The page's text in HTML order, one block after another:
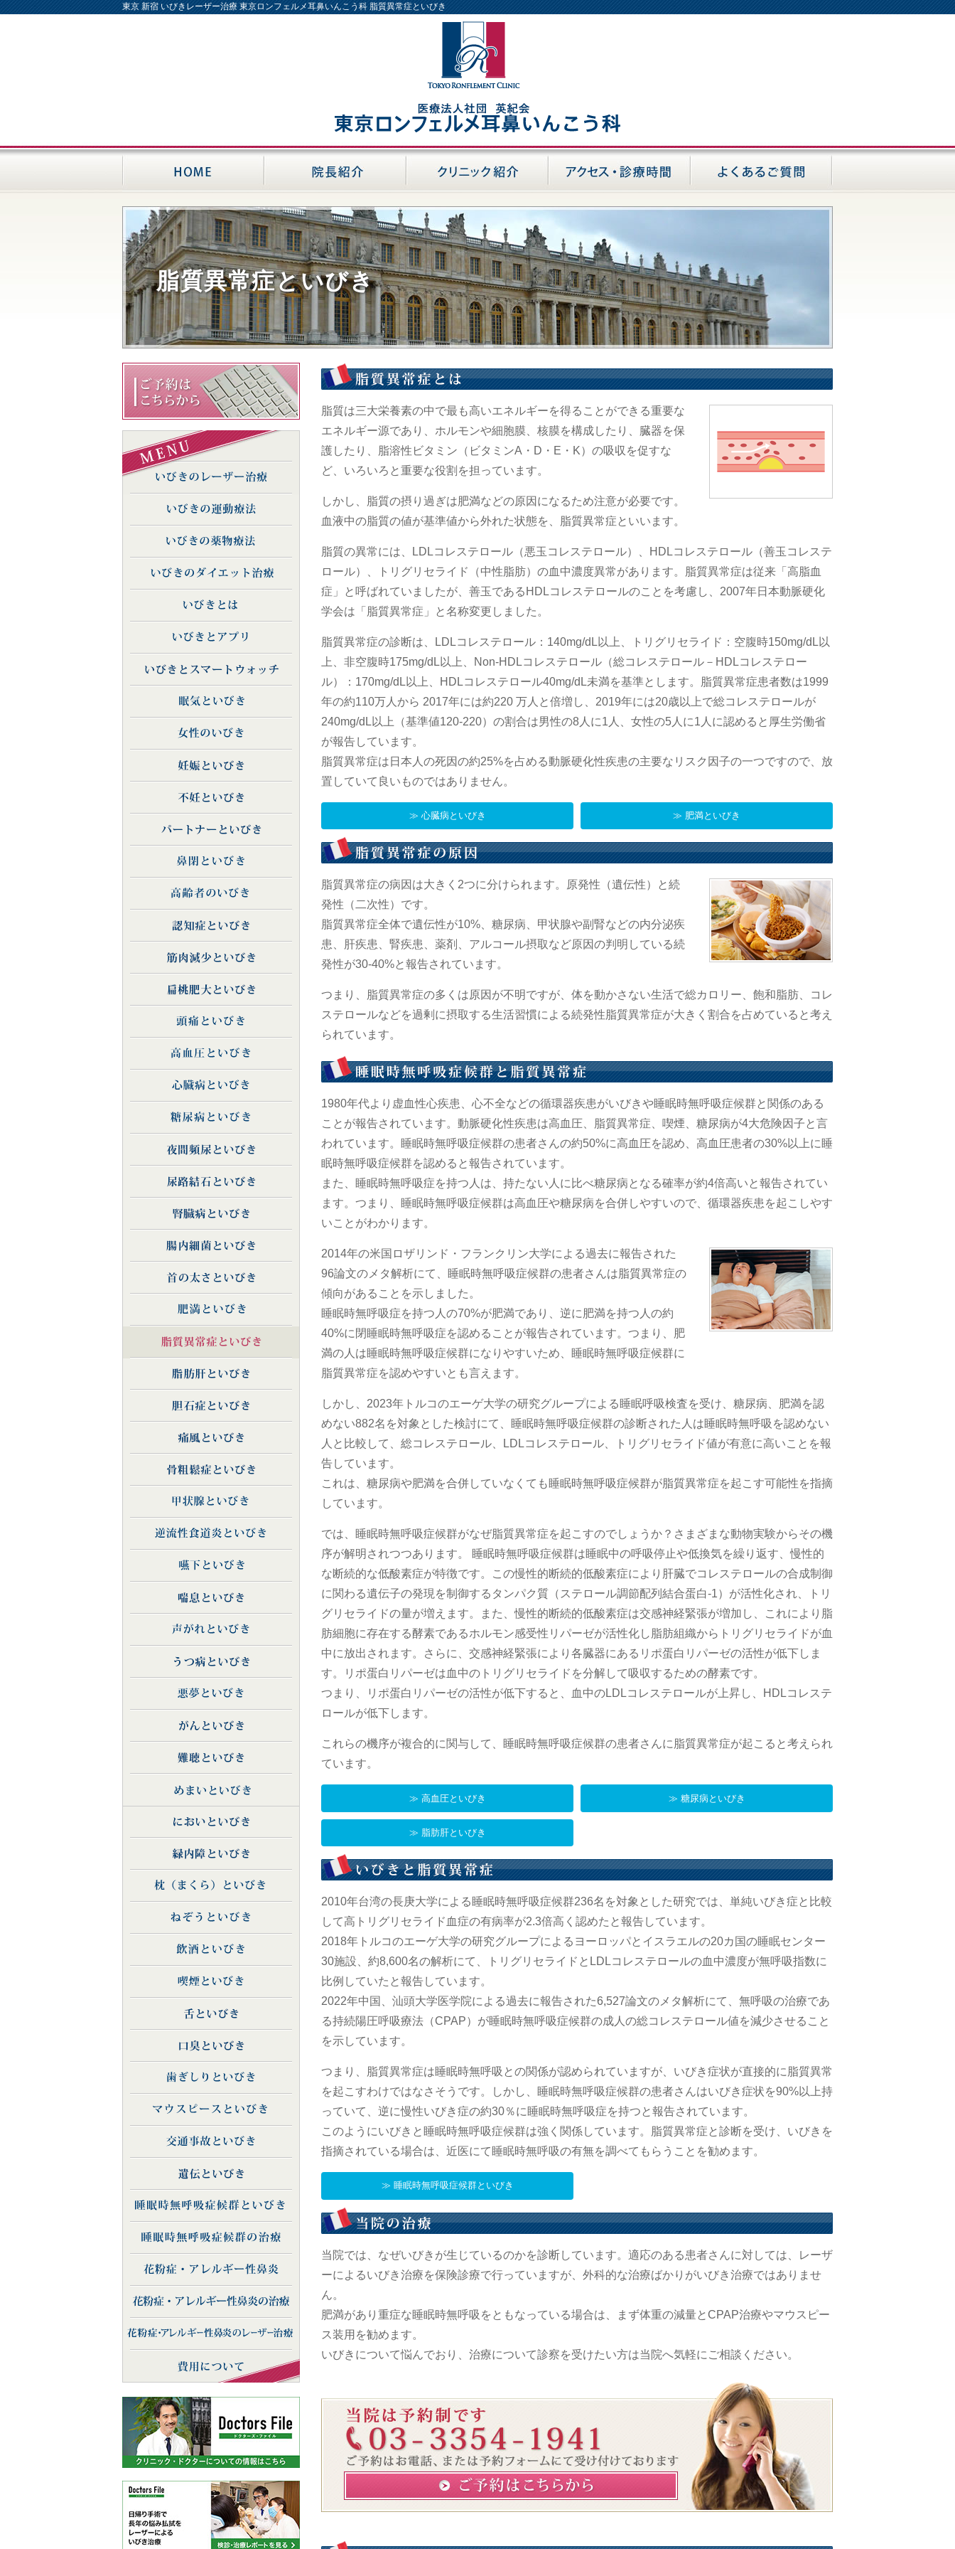
東京 新宿 いびきレーザー治療 東京ロンフェルメ耳鼻いんこう科 脂質異常症といびき
脂質異常症といびき
脂質は三大栄養素の中で最も高いエネルギーを得ることができる重要な
エネルギー源であり、ホルモンや細胞膜、核膜を構成したり、臓器を保
護したり、脂溶性ビタミン（ビタミンA・D・E・K）の吸収を促すな
ど、いろいろと重要な役割を担っています。
しかし、脂質の摂り過ぎは肥満などの原因になるため注意が必要です。
血液中の脂質の値が基準値から外れた状態を、脂質異常症といいます。
脂質の異常には、LDLコレステロール（悪玉コレステロール）、HDLコレステロール（善玉コレステ
ロール）、トリグリセライド（中性脂肪）の血中濃度異常があります。脂質異常症は従来「高脂血
症」と呼ばれていましたが、善玉であるHDLコレステロールのことを考慮し、2007年日本動脈硬化
学会は「脂質異常症」と名称変更しました。
脂質異常症の診断は、LDLコレステロール：140mg/dL以上、トリグリセライド：空腹時150mg/dL以
上、非空腹時175mg/dL以上、Non-HDLコレステロール（総コレステロール－HDLコレステロー
ル）：170mg/dL以上、HDLコレステロール40mg/dL未満を基準とします。脂質異常症患者数は1999
年の約110万人から 2017年には約220 万人と倍増し、2019年には20歳以上で総コレステロールが
240mg/dL以上（基準値120-220）の割合は男性の8人に1人、女性の5人に1人に認めると厚生労働省
が報告しています。
脂質異常症は日本人の死因の約25%を占める動脈硬化性疾患の主要なリスク因子の一つですので、放
置していて良いものではありません。
≫ 心臓病といびき ≫ 肥満といびき
脂質異常症の病因は大きく2つに分けられます。原発性（遺伝性）と続
発性（二次性）です。
脂質異常症全体で遺伝性が10%、糖尿病、甲状腺や副腎などの内分泌疾
患、肝疾患、腎疾患、薬剤、アルコール摂取など原因の判明している続
発性が30-40%と報告されています。
つまり、脂質異常症の多くは原因が不明ですが、体を動かさない生活で総カロリー、飽和脂肪、コレ
ステロールなどを過剰に摂取する生活習慣による続発性脂質異常症が大きく割合を占めていると考え
られています。
1980年代より虚血性心疾患、心不全などの循環器疾患がいびきや睡眠時無呼吸症候群と関係のある
ことが報告されています。動脈硬化性疾患は高血圧、脂質異常症、喫煙、糖尿病が4大危険因子と言
われています。睡眠時無呼吸症候群の患者さんの約50%に高血圧を認め、高血圧患者の30%以上に睡
眠時無呼吸症候群を認めると報告されています。
また、睡眠時無呼吸症を持つ人は、持たない人に比べ糖尿病となる確率が約4倍高いと報告されてい
ます。つまり、睡眠時無呼吸症候群は高血圧や糖尿病を合併しやすいので、循環器疾患を起こしやす
いことがわかります。
2014年の米国ロザリンド・フランクリン大学による過去に報告された
96論文のメタ解析にて、睡眠時無呼吸症候群の患者さんは脂質異常症の
傾向があることを示しました。
睡眠時無呼吸症を持つ人の70%が肥満であり、逆に肥満を持つ人の約
40%に閉睡眠時無呼吸症を認めることが報告されています。つまり、肥
満の人は睡眠時無呼吸症候群になりやすいため、睡眠時無呼吸症候群に
脂質異常症を認めやすいとも言えます。
しかし、2023年トルコのエーゲ大学の研究グループによる睡眠呼吸検査を受け、糖尿病、肥満を認
めない882名を対象とした検討にて、睡眠時無呼吸症候群の診断された人は睡眠時無呼吸を認めない
人と比較して、総コレステロール、LDLコレステロール、トリグリセライド値が有意に高いことを報
告しています。
これは、糖尿病や肥満を合併していなくても睡眠時無呼吸症候群が脂質異常症を起こす可能性を指摘
しています。
では、睡眠時無呼吸症候群がなぜ脂質異常症を起こすのでしょうか？さまざまな動物実験からその機
序が解明されつつあります。 睡眠時無呼吸症候群は睡眠中の呼吸停止や低換気を繰り返す、慢性的
な断続的な低酸素症が特徴です。この慢性的断続的低酸素症により肝臓でコレステロールの合成制御
に関わる遺伝子の発現を制御するタンパク質（ステロール調節配列結合蛋白-1）が活性化され、トリ
グリセライドの量が増えます。また、慢性的断続的低酸素症は交感神経緊張が増加し、これにより脂
肪細胞に存在する酵素であるホルモン感受性リパーゼが活性化し脂肪組織からトリグリセライドが血
中に放出されます。さらに、交感神経緊張により各臓器にあるリポ蛋白リパーゼの活性が低下しま
す。リポ蛋白リパーゼは血中のトリグリセライドを分解して吸収するための酵素です。
つまり、リポ蛋白リパーゼの活性が低下すると、血中のLDLコレステロールが上昇し、HDLコレステ
ロールが低下します。
これらの機序が複合的に関与して、睡眠時無呼吸症候群の患者さんに脂質異常症が起こると考えられ
ています。
≫ 高血圧といびき ≫ 糖尿病といびき
≫ 脂肪肝といびき
2010年台湾の長庚大学による睡眠時無呼吸症候群236名を対象とした研究では、単純いびき症と比較
して高トリグリセライド血症の有病率が2.3倍高く認めたと報告しています。
2018年トルコのエーゲ大学の研究グループによるヨーロッパとイスラエルの20カ国の睡眠センター
30施設、約8,600名の解析にて、トリグリセライドとLDLコレステロールの血中濃度が無呼吸指数に
比例していたと報告しています。
2022年中国、汕頭大学医学院による過去に報告された6,527論文のメタ解析にて、無呼吸の治療であ
る持続陽圧呼吸療法（CPAP）が睡眠時無呼吸症候群の成人の総コレステロール値を減少させること
を示しています。
つまり、脂質異常症は睡眠時無呼吸との関係が認められていますが、いびき症状が直接的に脂質異常
を起こすわけではなさそうです。しかし、睡眠時無呼吸症候群の患者さんはいびき症状を90%以上持
っていて、逆に慢性いびき症の約30％に睡眠時無呼吸症を持つと報告されています。
このようにいびきと睡眠時無呼吸症候群は強く関係しています。脂質異常症と診断を受け、いびきを
指摘されている場合は、近医にて睡眠時無呼吸の有無を調べてもらうことを勧めます。
≫ 睡眠時無呼吸症候群といびき
当院では、なぜいびきが生じているのかを診断しています。適応のある患者さんに対しては、レーザ
ーによるいびき治療を保険診療で行っていますが、外科的な治療ばかりがいびき治療ではありませ
ん。
肥満があり重症な睡眠時無呼吸をともなっている場合は、まず体重の減量とCPAP治療やマウスピー
ス装用を勧めます。
いびきについて悩んでおり、治療について診察を受けたい方は当院へ気軽にご相談ください。